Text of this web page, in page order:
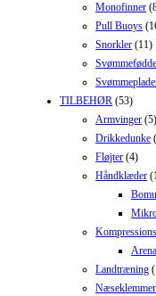
Monofinner
Pull Buoys
Snorkler (11)
TILBEHØR (53)
Armvinger (5)
Drikkedunke
Fløjter (4)
Håndklæder
Landtræning